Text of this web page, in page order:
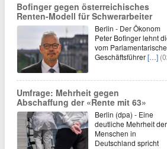
Bofinger gegen österreichisches
Renten-Modell für Schwerarbeiter
Berlin - Der Ökonom
Peter Bofinger lehnt
vom
Geschäftsführer[…]
Umfrage: Mehrheit gegen
Abschaffung der «Rente mit 63»
Berlin (dpa) - Eine
deutliche Mehrheit der
Menschen in
Deutschland spricht